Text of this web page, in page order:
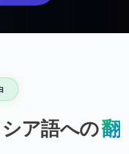
ア語への翻